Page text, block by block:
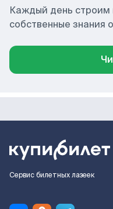
Каждый день строим
собственные знания
Сервис билетных лазеек